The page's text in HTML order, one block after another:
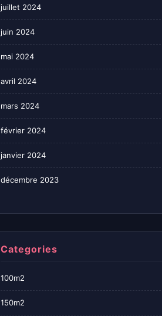
juillet 2024
juin 2024
mai 2024
avril 2024
mars 2024
février 2024
janvier 2024
décembre 2023
Categories
100m2
150m2